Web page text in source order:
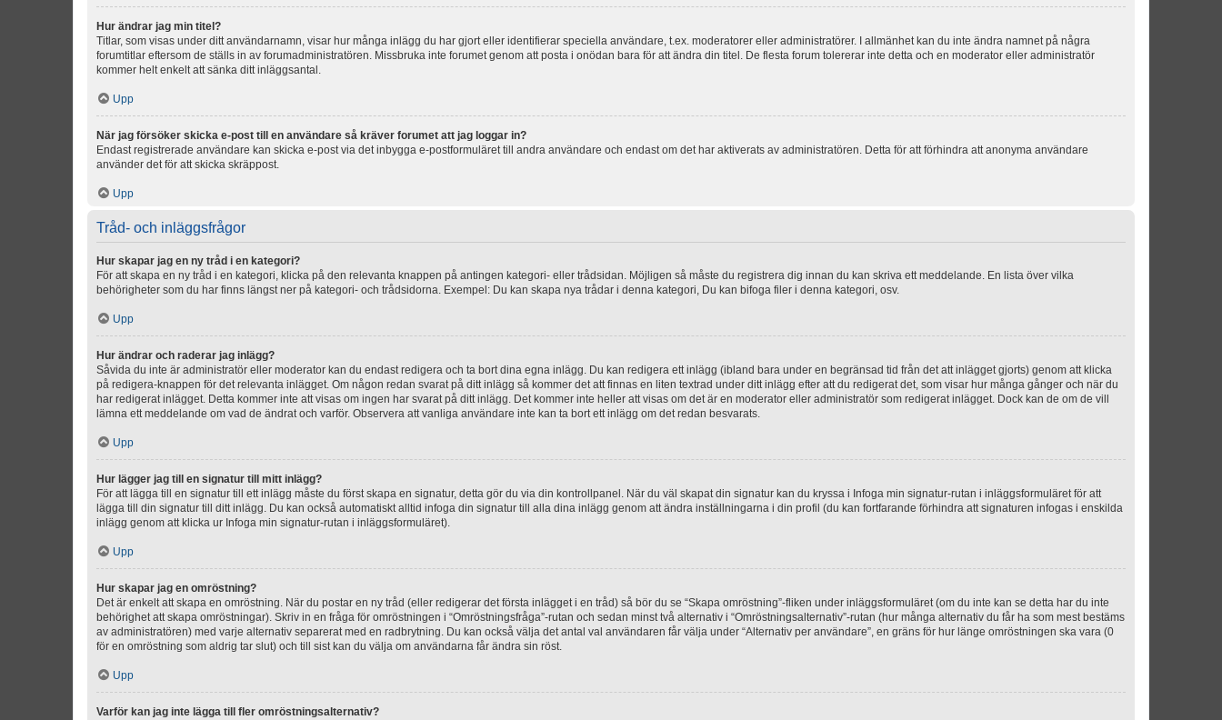
Hur ändrar jag min titel?
Titlar, som visas under ditt användarnamn, visar hur många inlägg du har gjort eller identifierar speciella användare, t.ex. moderatorer eller administratörer. I allmänhet kan du inte ändra namnet på några
forumtitlar eftersom de ställs in av forumadministratören. Missbruka inte forumet genom att posta i onödan bara för att ändra din titel. De flesta forum tolererar inte detta och en moderator eller administratör
kommer helt enkelt att sänka ditt inläggsantal.
Upp
När jag försöker skicka e-post till en användare så kräver forumet att jag loggar in?
Endast registrerade användare kan skicka e-post via det inbygga e-postformuläret till andra användare och endast om det har aktiverats av administratören. Detta för att förhindra att anonyma användare
använder det för att skicka skräppost.
Upp
Tråd- och inläggsfrågor
Hur skapar jag en ny tråd i en kategori?
För att skapa en ny tråd i en kategori, klicka på den relevanta knappen på antingen kategori- eller trådsidan. Möjligen så måste du registrera dig innan du kan skriva ett meddelande. En lista över vilka
behörigheter som du har finns längst ner på kategori- och trådsidorna. Exempel: Du kan skapa nya trådar i denna kategori, Du kan bifoga filer i denna kategori, osv.
Upp
Hur ändrar och raderar jag inlägg?
Såvida du inte är administratör eller moderator kan du endast redigera och ta bort dina egna inlägg. Du kan redigera ett inlägg (ibland bara under en begränsad tid från det att inlägget gjorts) genom att klicka
på redigera-knappen för det relevanta inlägget. Om någon redan svarat på ditt inlägg så kommer det att finnas en liten textrad under ditt inlägg efter att du redigerat det, som visar hur många gånger och när du
har redigerat inlägget. Detta kommer inte att visas om ingen har svarat på ditt inlägg. Det kommer inte heller att visas om det är en moderator eller administratör som redigerat inlägget. Dock kan de om de vill
lämna ett meddelande om vad de ändrat och varför. Observera att vanliga användare inte kan ta bort ett inlägg om det redan besvarats.
Upp
Hur lägger jag till en signatur till mitt inlägg?
För att lägga till en signatur till ett inlägg måste du först skapa en signatur, detta gör du via din kontrollpanel. När du väl skapat din signatur kan du kryssa i Infoga min signatur-rutan i inläggsformuläret för att
lägga till din signatur till ditt inlägg. Du kan också automatiskt alltid infoga din signatur till alla dina inlägg genom att ändra inställningarna i din profil (du kan fortfarande förhindra att signaturen infogas i enskilda
inlägg genom att klicka ur Infoga min signatur-rutan i inläggsformuläret).
Upp
Hur skapar jag en omröstning?
Det är enkelt att skapa en omröstning. När du postar en ny tråd (eller redigerar det första inlägget i en tråd) så bör du se “Skapa omröstning”-fliken under inläggsformuläret (om du inte kan se detta har du inte
behörighet att skapa omröstningar). Skriv in en fråga för omröstningen i “Omröstningsfråga”-rutan och sedan minst två alternativ i “Omröstningsalternativ”-rutan (hur många alternativ du får ha som mest bestäms
av administratören) med varje alternativ separerat med en radbrytning. Du kan också välja det antal val användaren får välja under “Alternativ per användare”, en gräns för hur länge omröstningen ska vara (0
för en omröstning som aldrig tar slut) och till sist kan du välja om användarna får ändra sin röst.
Upp
Varför kan jag inte lägga till fler omröstningsalternativ?